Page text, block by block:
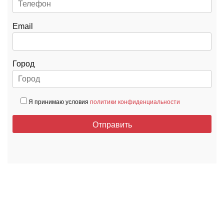
Email
Город
Я принимаю условия политики конфиденциальности